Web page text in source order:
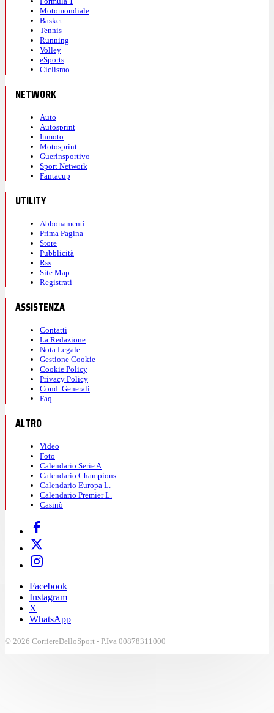
Motomondiale
Basket
Tennis
Running
Volley
eSports
Ciclismo
NETWORK
Auto
Autosprint
Inmoto
Motosprint
Guerinsportivo
Sport Network
Fantacup
UTILITY
Abbonamenti
Prima Pagina
Store
Pubblicità
Rss
Site Map
Registrati
ASSISTENZA
Contatti
La Redazione
Nota Legale
Gestione Cookie
Cookie Policy
Privacy Policy
Cond. Generali
Faq
ALTRO
Video
Foto
Calendario Serie A
Calendario Champions
Calendario Europa L.
Calendario Premier L.
Casinò
Facebook
Instagram
X
WhatsApp
© 2026 CorriereDelloSport - P.Iva 00878311000